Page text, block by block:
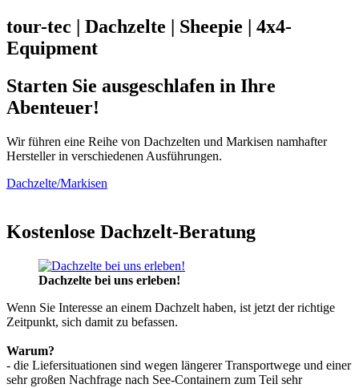
tour-tec | Dachzelte | Sheepie | 4x4-
Equipment
Starten Sie ausgeschlafen in Ihre
Abenteuer!
Wir führen eine Reihe von Dachzelten und Markisen namhafter
Hersteller in verschiedenen Ausführungen.
Dachzelte/Markisen
Kostenlose Dachzelt-Beratung
Dachzelte bei uns erleben!
Wenn Sie Interesse an einem Dachzelt haben, ist jetzt der richtige
Zeitpunkt, sich damit zu befassen.
Warum?
- die Liefersituationen sind wegen längerer Transportwege und einer
sehr großen Nachfrage nach See-Containern zum Teil sehr